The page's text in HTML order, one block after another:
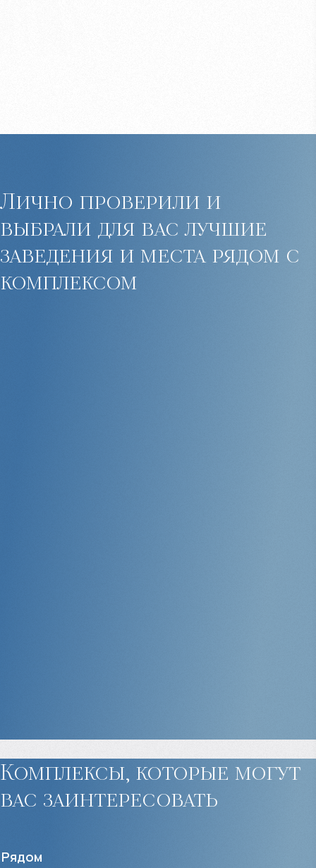
Лично проверили и
выбрали для вас лучшие
заведения и места рядом с
комплексом
Комплексы, которые могут
вас заинтересовать
Рядом